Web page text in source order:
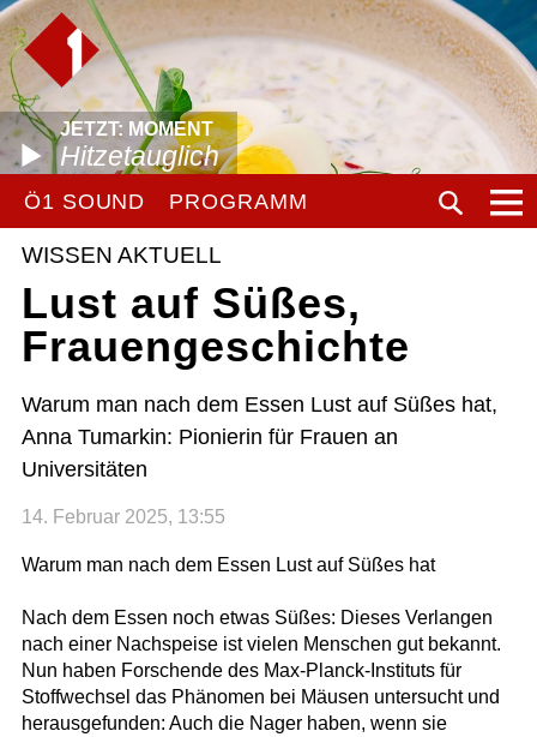
JETZT: MOMENT
Hitzetauglich
Ö1 SOUND PROGRAMM
WISSEN AKTUELL
Lust auf Süßes,
Frauengeschichte
Warum man nach dem Essen Lust auf Süßes hat,
Anna Tumarkin: Pionierin für Frauen an
Universitäten
14. Februar 2025, 13:55
Warum man nach dem Essen Lust auf Süßes hat
Nach dem Essen noch etwas Süßes: Dieses Verlangen
nach einer Nachspeise ist vielen Menschen gut bekannt.
Nun haben Forschende des Max-Planck-Instituts für
Stoffwechsel das Phänomen bei Mäusen untersucht und
herausgefunden: Auch die Nager haben, wenn sie